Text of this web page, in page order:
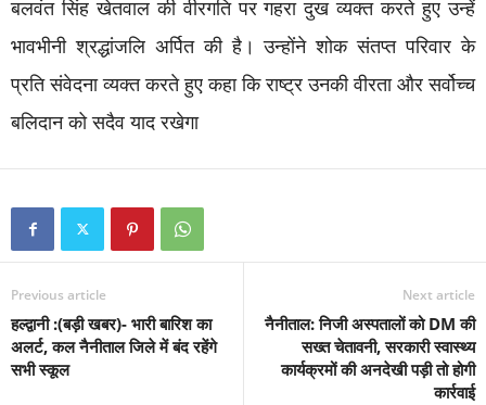
बलवंत सिंह खेतवाल की वीरगति पर गहरा दुख व्यक्त करते हुए उन्हें
भावभीनी श्रद्धांजलि अर्पित की है। उन्होंने शोक संतप्त परिवार के
प्रति संवेदना व्यक्त करते हुए कहा कि राष्ट्र उनकी वीरता और सर्वोच्च
बलिदान को सदैव याद रखेगा
Previous article
हल्द्वानी :(बड़ी खबर)- भारी बारिश का
अलर्ट, कल नैनीताल जिले में बंद रहेंगे
सभी स्कूल
Next article
नैनीताल: निजी अस्पतालों को DM की
सख्त चेतावनी, सरकारी स्वास्थ्य
कार्यक्रमों की अनदेखी पड़ी तो होगी
कार्रवाई